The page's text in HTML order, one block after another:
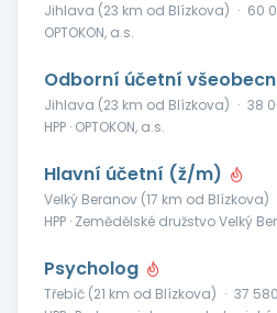
Jihlava (23 km od Blízkova) · 60
OPTOKON, a.s.
Odborní účetní
Jihlava (23 km od Blízkova) · 38
HPP · OPTOKON, a.s.
Hlavní účetní (ž/m)
Velký Beranov (17 km od Blízkova)
HPP · Zemědělské družstvo Velký
Psycholog
Třebíč (21 km od Blízkova) · 37